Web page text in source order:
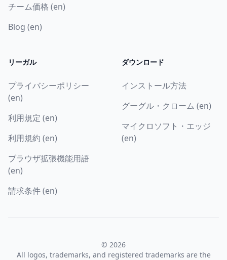
チーム価格 (en)
Blog (en)
リーガル
プライバシーポリシー
(en)
利用規定 (en)
利用規約 (en)
ブラウザ拡張機能用語
(en)
請求条件 (en)
ダウンロード
インストール方法
グーグル・クローム (en)
マイクロソフト・エッジ
(en)
© 2026
All logos, trademarks, and registered trademarks are the